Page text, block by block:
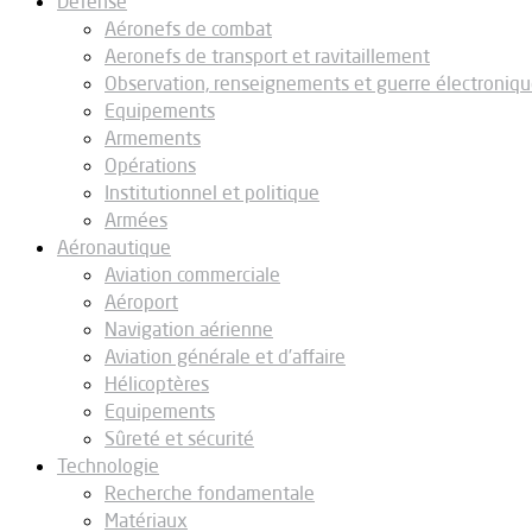
Aéronefs de combat
Aeronefs de transport et ravitaillement
Observation, renseignements et guerre
Equipements
Armements
Opérations
Institutionnel et politique
Armées
Aéronautique
Aviation commerciale
Aéroport
Navigation aérienne
Aviation générale et d’affaire
Hélicoptères
Equipements
Sûreté et sécurité
Technologie
Recherche fondamentale
Matériaux